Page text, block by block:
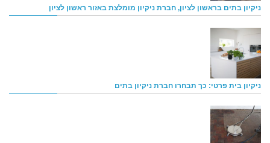
ניקיון בתים בראשון לציון, חברת ניקיון מומלצת באזור ראשון לציון
ניקיון בית פרטי: כך תבחרו חברת ניקיון בתים